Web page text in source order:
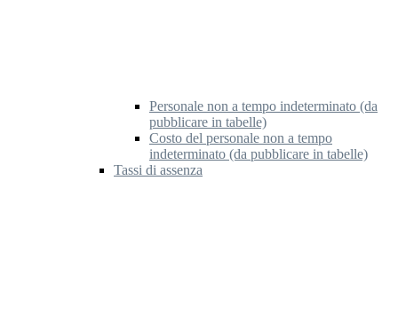
Personale non a tempo indeterminato (da
pubblicare in tabelle)
Costo del personale non a tempo
indeterminato (da pubblicare in tabelle)
Tassi di assenza